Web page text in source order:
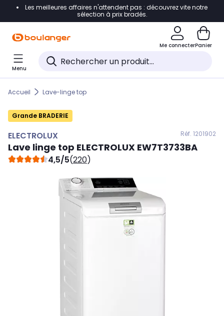
Accéder directement à la navigation
Accéder directement au pied de page
Accéder directement au chatbot
Les meilleures affaires n'attendent pas : découvrez vite notre
sélection à prix bradés.
Me connecterPanier
Menu
Accueil Lave-linge top
Grande BRADERIE
ELECTROLUX Réf. 1201902
Lave linge top ELECTROLUX EW7T3733BA
4,5/5(220)